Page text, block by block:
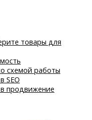
товары для
схемой работы
SEO
продвижение